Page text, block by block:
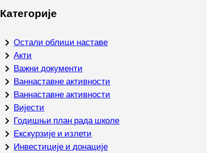
Категорије
Oстали облици наставе
Акти
Важни документи
Ваннаставне активности
Ваннаставне активности
Вијести
Годишњи план рада школе
Екскурзије и излети
Инвестиције и донације